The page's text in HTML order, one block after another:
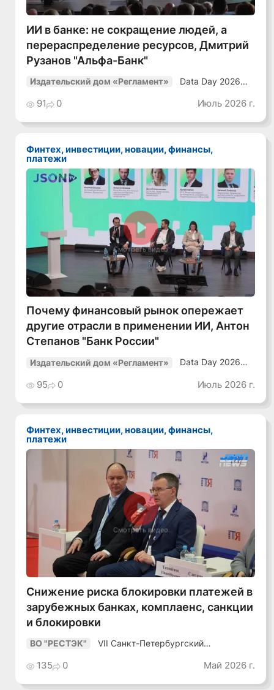
ИИ в банке: не сокращение людей, а
перераспределение ресурсов, Дмитрий
Рузанов "Альфа-Банк"
Издательский дом «Регламент»
Data Day 2026
Как сохранять
уверенный курс
среде»
91 0 Июль 2026 г.
Финтех, инвестиции, новации, финансы,
платежи
Смотреть видео
Почему финансовый рынок опережает
другие отрасли в применении ИИ, Антон
Степанов "Банк России"
Издательский дом «Регламент»
Data Day 2026
Как сохранять
уверенный курс
среде»
95 0 Июль 2026 г.
Финтех, инвестиции, новации, финансы,
платежи
Смотреть видео
Снижение риска блокировки платежей в
зарубежных банках, комплаенс, санкции
и блокировки
ВО "РЕСТЭК"
VII Санкт-Петербургский
135 0 Май 2026 г.